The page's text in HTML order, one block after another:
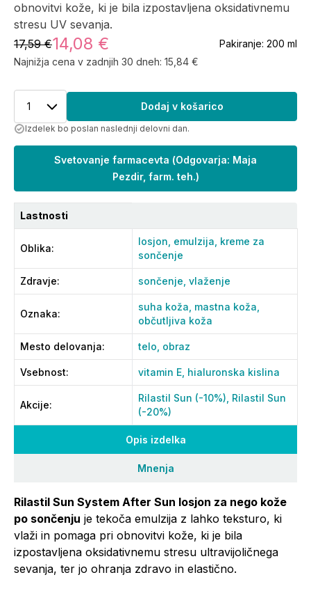
Opis izdelka
Mnenja
Rilastil Sun System After Sun losjon za nego kože
po sončenju je tekoča emulzija z lahko teksturo, ki
vlaži in pomaga pri obnovitvi kože, ki je bila
izpostavljena oksidativnemu stresu ultravijoličnega
sevanja, ter jo ohranja zdravo in elastično.
obnovitvi kože, ki je bila izpostavljena oksidativnemu
stresu UV sevanja.
17,59 €14,08 € Pakiranje: 200 ml
Najnižja cena v zadnjih 30 dneh: 15,84 €
1 Dodaj v košarico
Izdelek bo poslan naslednji delovni dan.
Svetovanje farmacevta (Odgovarja: Maja
Pezdir, farm. teh.)
Lastnosti
Oblika:
losjon, emulzija, kreme za
sončenje
Zdravje: sončenje, vlaženje
Oznaka:
suha koža, mastna koža,
občutljiva koža
Mesto delovanja: telo, obraz
Vsebnost: vitamin E, hialuronska kislina
Akcije:
Rilastil Sun (-10%), Rilastil Sun
(-20%)